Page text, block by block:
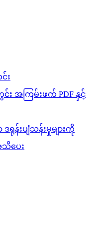
း
း အကြမ်းဖက် PDF နှင့်
ရုန်းပျံသန်းမှုများကို
ပေး